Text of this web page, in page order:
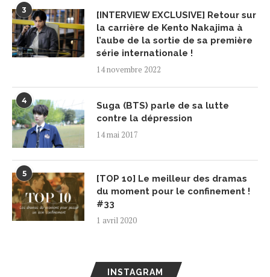
3
[INTERVIEW EXCLUSIVE] Retour sur
la carrière de Kento Nakajima à
l’aube de la sortie de sa première
série internationale !
14 novembre 2022
4
Suga (BTS) parle de sa lutte
contre la dépression
14 mai 2017
5
[TOP 10] Le meilleur des dramas
du moment pour le confinement !
#33
1 avril 2020
INSTAGRAM